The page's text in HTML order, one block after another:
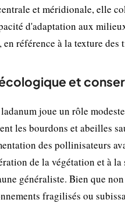
et méridionale, elle
d'adaptation aux
en référence à la texture des
et
joue un rôle
les bourdons et abeilles
des pollinisateurs
de la végétation et à
généraliste. Bien que
fragilisés ou